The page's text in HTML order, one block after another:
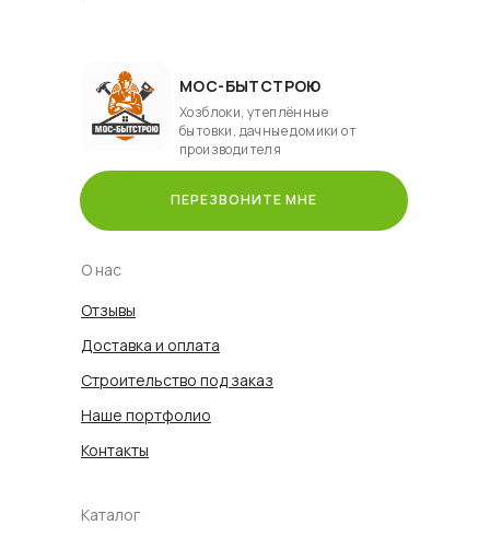
МОС-БЫТСТРОЮ
Хозблоки, утеплённые
бытовки, дачные домики от
производителя
ПЕРЕЗВОНИТЕ МНЕ
Каталог
О нас
Контакты
Наше портфолио
Строительство под заказ
Доставка и оплата
Отзывы